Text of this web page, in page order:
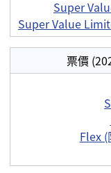
Super
Super Value
票價
Flex